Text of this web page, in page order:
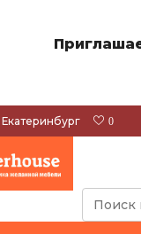
Екатеринбург 0